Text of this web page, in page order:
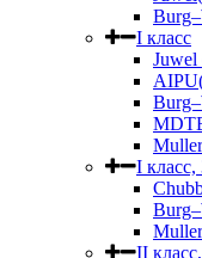
I класс
I класс,
II